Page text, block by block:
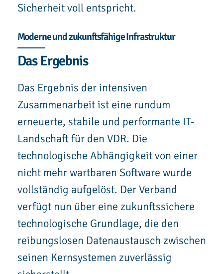
Sicherheit voll entspricht.
Moderne und zukunftsfähige Infrastruktur
Das Ergebnis
Das Ergebnis der intensiven
Zusammenarbeit ist eine rundum
erneuerte, stabile und performante IT-
Landschaft für den VDR. Die
technologische Abhängigkeit von einer
nicht mehr wartbaren Software wurde
vollständig aufgelöst. Der Verband
verfügt nun über eine zukunftssichere
technologische Grundlage, die den
reibungslosen Datenaustausch zwischen
seinen Kernsystemen zuverlässig